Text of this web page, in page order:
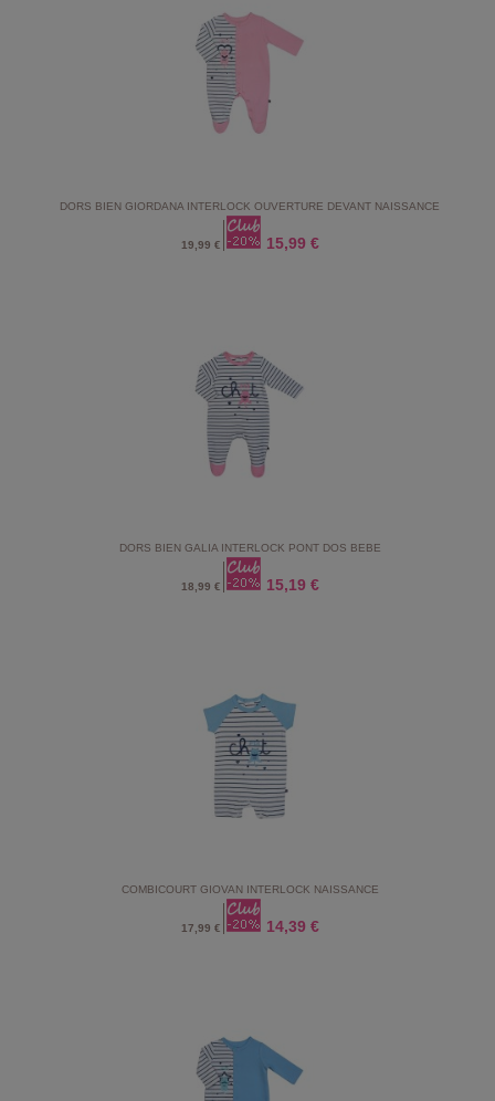
DORS BIEN GIORDANA INTERLOCK OUVERTURE DEVANT NAISSANCE
19,99 € 15,99 €
DORS BIEN GALIA INTERLOCK PONT DOS BEBE
18,99 € 15,19 €
COMBICOURT GIOVAN INTERLOCK NAISSANCE
17,99 € 14,39 €